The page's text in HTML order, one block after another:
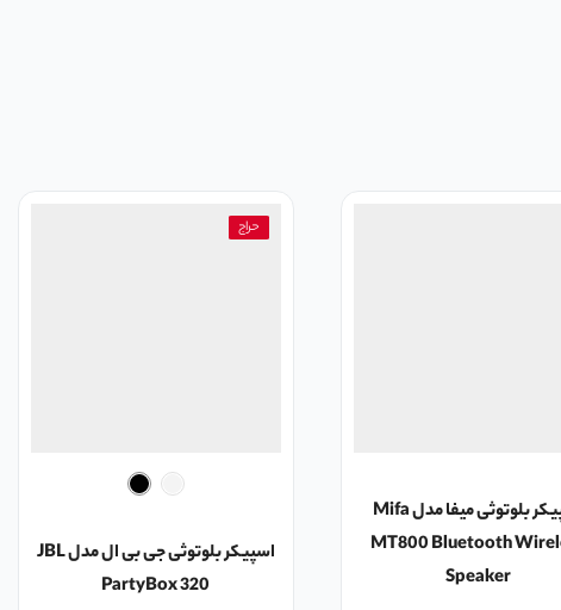
اسپیکر بلوتوثی میفا مدل Mifa
MT800 Bluetooth
Speaker
حراج
اسپیکر بلوتوثی جی بی ال مدل JBL
PartyBox 320